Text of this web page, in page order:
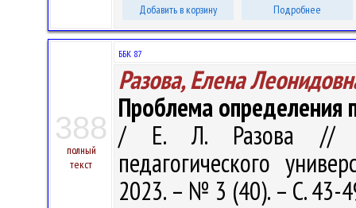
Добавить в корзину Подробнее
388
полный
текст
ББК 87
Разова, Елена
Проблема определения
/ Е. Л. Разова //
педагогического
2023. – № 3 (40). – С. 43-